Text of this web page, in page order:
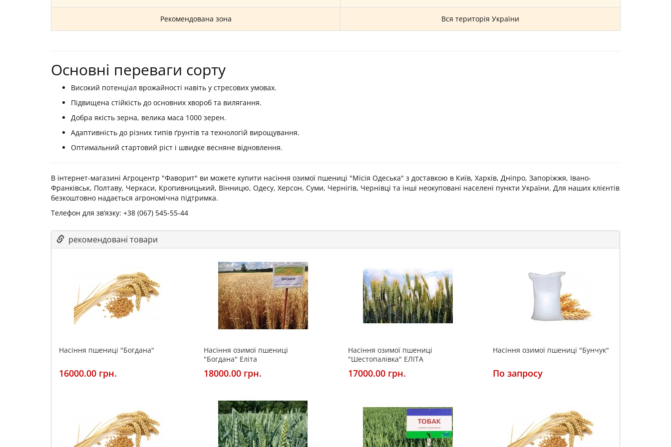
Рекомендована зона Вся територія України
Основні переваги сорту
Високий потенціал врожайності навіть у стресових умовах.
Підвищена стійкість до основних хвороб та вилягання.
Добра якість зерна, велика маса 1000 зерен.
Адаптивність до різних типів ґрунтів та технологій вирощування.
Оптимальний стартовий ріст і швидке весняне відновлення.
В інтернет-магазині Агроцентр "Фаворит" ви можете купити насіння озимої пшениці "Місія Одеська" з доставкою в Київ, Харків, Дніпро, Запоріжжя, Івано-
Франківськ, Полтаву, Черкаси, Кропивницький, Вінницю, Одесу, Херсон, Суми, Чернігів, Чернівці та інші неокуповані населені пункти України. Для наших клієнтів
безкоштовно надається агрономічна підтримка.
Телефон для зв’язку: +38 (067) 545-55-44
рекомендовані товари
Насіння пшениці "Богдана"
16000.00 грн.
Насіння озимої пшениці
"Богдана" Еліта
18000.00 грн.
Насіння озимої пшениці
"Шестопалівка" ЕЛІТА
17000.00 грн.
Насіння озимої пшениці "Бунчук"
По запросу